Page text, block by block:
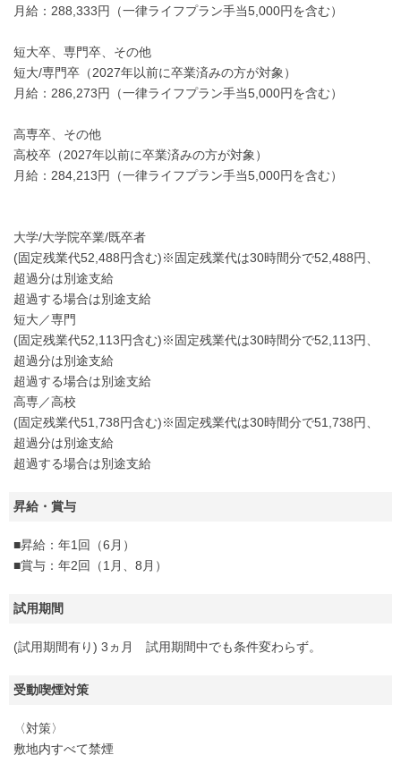
月給：288,333円（一律ライフプラン手当5,000円を含む）
短大卒、専門卒、その他
短大/専門卒（2027年以前に卒業済みの方が対象）
月給：286,273円（一律ライフプラン手当5,000円を含む）
高専卒、その他
高校卒（2027年以前に卒業済みの方が対象）
月給：284,213円（一律ライフプラン手当5,000円を含む）
大学/大学院卒業/既卒者
(固定残業代52,488円含む)※固定残業代は30時間分で52,488円、
超過分は別途支給
超過する場合は別途支給
短大／専門
(固定残業代52,113円含む)※固定残業代は30時間分で52,113円、
超過分は別途支給
超過する場合は別途支給
高専／高校
(固定残業代51,738円含む)※固定残業代は30時間分で51,738円、
超過分は別途支給
超過する場合は別途支給
昇給・賞与
■昇給：年1回（6月）
■賞与：年2回（1月、8月）
試用期間
(試用期間有り) 3ヵ月 試用期間中でも条件変わらず。
受動喫煙対策
〈対策〉
敷地内すべて禁煙